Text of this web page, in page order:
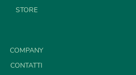
STORE
COMPANY
CONTATTI